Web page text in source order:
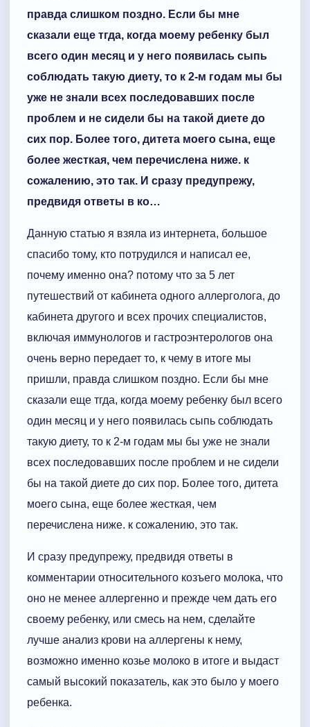
правда слишком поздно. Если бы мне
сказали еще тгда, когда моему ребенку был
всего один месяц и у него появилась сыпь
соблюдать такую диету, то к 2-м годам мы бы
уже не знали всех последовавших после
проблем и не сидели бы на такой диете до
сих пор. Более того, дитета моего сына, еще
более жесткая, чем перечислена ниже. к
сожалению, это так. И сразу предупрежу,
предвидя ответы в ко…
Данную статью я взяла из интернета, большое
спасибо тому, кто потрудился и написал ее,
почему именно она? потому что за 5 лет
путешествий от кабинета одного аллерголога, до
кабинета другого и всех прочих специалистов,
включая иммунологов и гастроэнтерологов она
очень верно передает то, к чему в итоге мы
пришли, правда слишком поздно. Если бы мне
сказали еще тгда, когда моему ребенку был всего
один месяц и у него появилась сыпь соблюдать
такую диету, то к 2-м годам мы бы уже не знали
всех последовавших после проблем и не сидели
бы на такой диете до сих пор. Более того, дитета
моего сына, еще более жесткая, чем
перечислена ниже. к сожалению, это так.
И сразу предупрежу, предвидя ответы в
комментарии относительного козъего молока, что
оно не менее аллергенно и прежде чем дать его
своему ребенку, или смесь на нем, сделайте
лучше анализ крови на аллергены к нему,
возможно именно козье молоко в итоге и выдаст
самый высокий показатель, как это было у моего
ребенка.